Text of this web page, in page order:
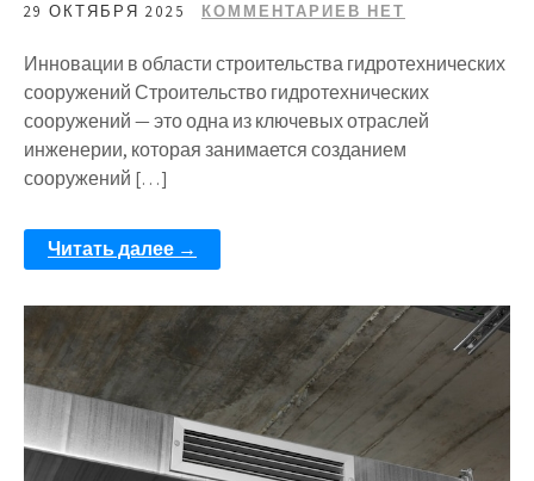
29 ОКТЯБРЯ 2025 КОММЕНТАРИЕВ НЕТ
Инновации в области строительства гидротехнических
сооружений Строительство гидротехнических
сооружений — это одна из ключевых отраслей
инженерии, которая занимается созданием
сооружений […]
Читать далее →